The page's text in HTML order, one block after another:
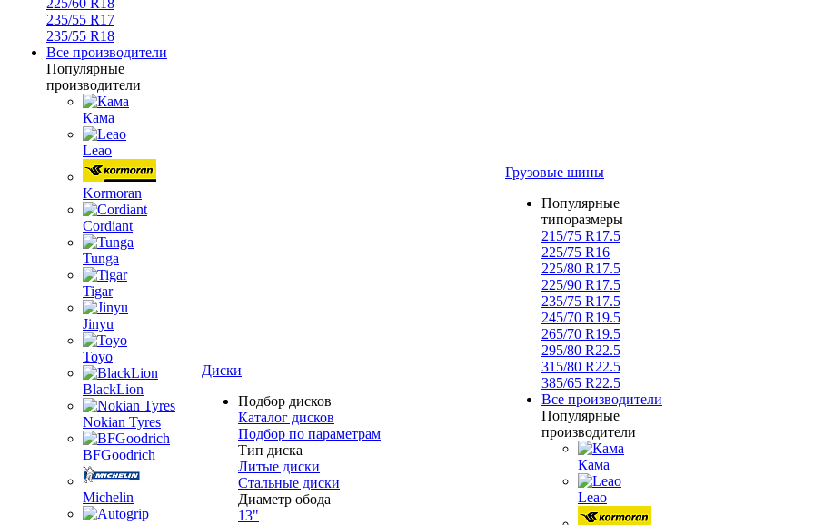
225/60 R18
235/55 R17
235/55 R18
Все производители
Популярные
производители
Кама
Leao
Kormoran
Cordiant
Tunga
Tigar
Jinyu
Toyo
BlackLion
Nokian Tyres
BFGoodrich
Michelin
Диски
Подбор дисков
Каталог дисков
Подбор по параметрам
Тип диска
Литые диски
Стальные диски
Диаметр обода
13"
Грузовые шины
Популярные
типоразмеры
215/75 R17.5
225/75 R16
225/80 R17.5
225/90 R17.5
235/75 R17.5
245/70 R19.5
265/70 R19.5
295/80 R22.5
315/80 R22.5
385/65 R22.5
Все производители
Популярные
производители
Кама
Leao